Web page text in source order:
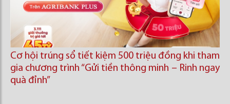
Cơ hội trúng sổ tiết kiệm 500 triệu đồng khi tham
gia chương trình “Gửi tiền thông minh – Rinh ngay
quà đỉnh”